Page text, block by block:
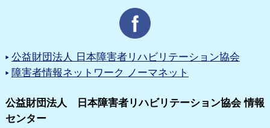
公益財団法人 日本障害者リハビリテーション協会
障害者情報ネットワーク ノーマネット
公益財団法人 日本障害者リハビリテーション協会 情報
センター